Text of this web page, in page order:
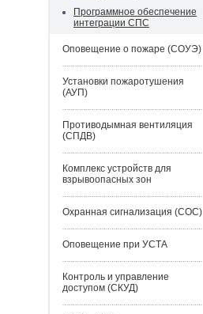
Программное обеспечение
интеграции СПС
Оповещение о пожаре (СОУЭ)
Установки пожаротушения
(АУП)
Противодымная вентиляция
(СПДВ)
Комплекс устройств для
взрывоопасных зон
Охранная сигнализация (СОС)
Оповещение при УСТА
Контроль и управление
доступом (СКУД)